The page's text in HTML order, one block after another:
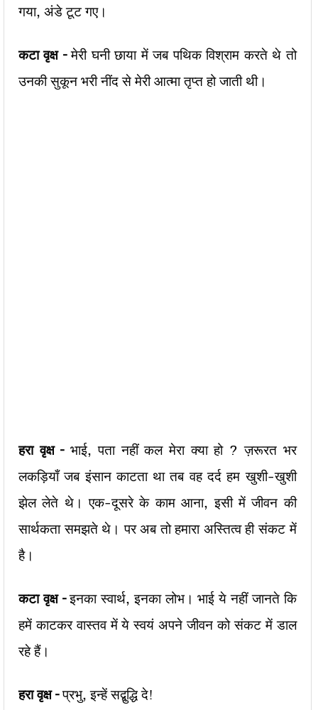
गया, अंडे टूट गए।
कटा वृक्ष –मेरी घनी छाया में जब पथिक विश्राम करते थे तो
उनकी सुकून भरी नींद से मेरी आत्मा तृप्त हो जाती थी।
हरा वृक्ष –भाई, पता नहीं कल मेरा क्या हो ? ज़रूरत भर
लकड़ियाँ जब इंसान काटता था तब वह दर्द हम खुशी-खुशी
झेल लेते थे। एक-दूसरे के काम आना, इसी में जीवन की
सार्थकता समझते थे। पर अब तो हमारा अस्तित्व ही संकट में
है।
कटा वृक्ष –इनका स्वार्थ, इनका लोभ। भाई ये नहीं जानते कि
हमें काटकर वास्तव में ये स्वयं अपने जीवन को संकट में डाल
रहे हैं।
हरा वृक्ष –प्रभु, इन्हें सद्बुद्धि दे!